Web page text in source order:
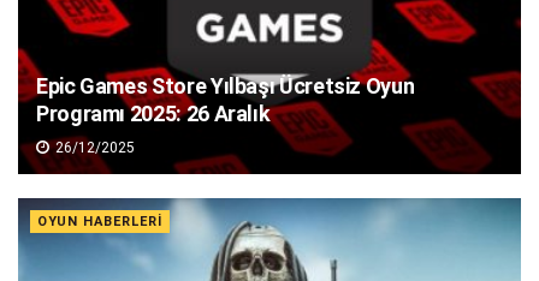
Epic Games Store Yılbaşı Ücretsiz Oyun
Programı 2025: 26 Aralık
26/12/2025
OYUN HABERLERI